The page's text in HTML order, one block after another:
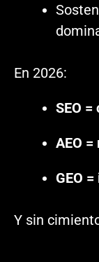
En 2026:
SEO
AEO
GEO
Y sin